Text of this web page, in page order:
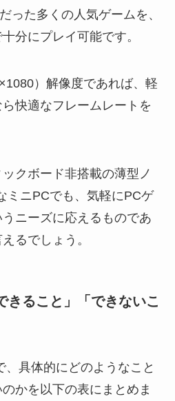
った多くの人気ゲームを、
分にプレイ可能です。
）解像度であれば、軽
快適なフレームレートを
クボード非搭載の薄型ノ
ミニPCでも、気軽にPCゲ
ニーズに応えるものであ
るでしょう。
きること」「できないこ
、具体的にどのようなこと
かを以下の表にまとめま